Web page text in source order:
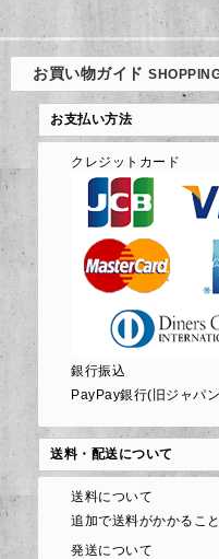
お買い物ガイド
お支払い方法
クレジットカード
銀行振込
PayPay銀行(旧ジャパ
送料・配送について
送料について
追加で送料がかかるこ
発送について